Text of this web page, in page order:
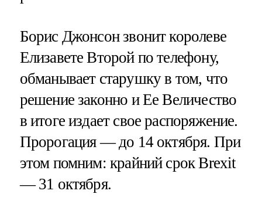
Борис Джонсон звонит королеве
Елизавете Второй по телефону,
обманывает старушку в том, что
решение законно и Ее Величество
в итоге издает свое распоряжение.
Пророгация — до 14 октября. При
этом помним: крайний срок Brexit
— 31 октября.